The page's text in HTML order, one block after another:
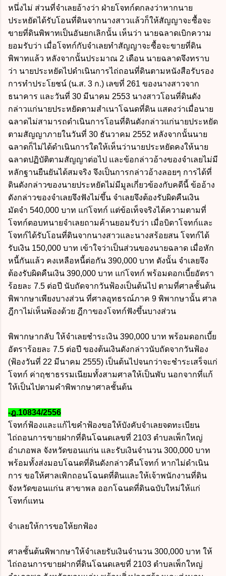
หนึ่งไม่ ส่วนที่จำเลยอ้างว่า ฝ่ายโจทก์ตกลงว่าหากนาย
ประหยัดได้รับโอนที่ดินจากนางสาวแล้วก็ให้สัญญาจะซื้อจะ
ขายที่ดินพิพาทเป็นอันยกเลิกนั้น เห็นว่า นายฉลาดเบิกความ
ยอมรับว่า เมื่อโจทก์กับจำเลยทำสัญญาจะซื้อจะขายที่ดิน
พิพาทแล้ว หลังจากนั้นประมาณ 2 เดือน นายฉลาดจึงทราบ
ว่า นายประหยัดไปดำเนินการไถ่ถอนที่ดินตามหนังสือรับรอง
การทำประโยชน์ (น.ส. 3 ก.) เลขที่ 261 ของนางสาวจาก
ธนาคาร และวันที่ 30 มีนาคม 2553 นางสาวโอนที่ดินดัง
กล่าวแก่นายประหยัดตามสำเนาโฉนดที่ดิน แสดงว่าเมื่อนาย
ฉลาดไม่สามารถดำเนินการโอนที่ดินดังกล่าวแก่นายประหยัด
ตามสัญญาภายในวันที่ 30 ธันวาคม 2552 หลังจากนั้นนาย
ฉลาดก็ไม่ได้ดำเนินการใดให้เห็นว่านายประหยัดคงให้นาย
ฉลาดปฏิบัติตามสัญญาต่อไป และข้อกล่าวอ้างของจำเลยไม่มี
หลักฐานยืนยันได้สมจริง จึงเป็นการกล่าวอ้างลอยๆ การได้ที่
ดินดังกล่าวของนายประหยัดไม่มีมูลเกี่ยวข้องกับคดีนี้ ข้ออ้าง
ดังกล่าวของจำเลยจึงฟังไม่ขึ้น จำเลยจึงต้องรับผิดคืนเงิน
มัดจำ 540,000 บาท แก่โจทก์ แต่ข้อเท็จจริงได้ความตามที่
โจทก์ตอบทนายจำเลยถามค้านยอมรับว่า เมื่อบิดาโจทก์และ
โจทก์ได้รับโอนที่ดินจากนางสาวและนางสร้อยสน โจทก์ได้
รับเงิน 150,000 บาท เข้าใจว่าเป็นส่วนของนายฉลาด เมื่อหัก
หนี้กันแล้ว คงเหลือหนี้ต่อกัน 390,000 บาท ดังนั้น จำเลยจึง
ต้องรับผิดคืนเงิน 390,000 บาท แก่โจทก์ พร้อมดอกเบี้ยอัตรา
ร้อยละ 7.5 ต่อปี นับถัดจากวันฟ้องเป็นต้นไป ตามที่ศาลชั้นต้น
พิพากษาเพียงบางส่วน ที่ศาลอุทธรณ์ภาค 9 พิพากษานั้น ศาล
ฎีกาไม่เห็นพ้องด้วย ฎีกาของโจทก์ฟังขึ้นบางส่วน
พิพากษากลับ ให้จำเลยชำระเงิน 390,000 บาท พร้อมดอกเบี้ย
อัตราร้อยละ 7.5 ต่อปี ของต้นเงินดังกล่าวนับถัดจากวันฟ้อง
(ฟ้องวันที่ 22 มีนาคม 2555) เป็นต้นไปจนกว่าจะชำระเสร็จแก่
โจทก์ ค่าฤชาธรรมเนียมทั้งสามศาลให้เป็นพับ นอกจากที่แก้
ให้เป็นไปตามคำพิพากษาศาลชั้นต้น
-ฎ.10834/2556
โจทก์ฟ้องและแก้ไขคำฟ้องขอให้บังคับจำเลยจดทะเบียน
ไถ่ถอนการขายฝากที่ดินโฉนดเลขที่ 2103 ตำบลเพ็กใหญ่
อำเภอพล จังหวัดขอนแก่น และรับเงินจำนวน 300,000 บาท
พร้อมทั้งส่งมอบโฉนดที่ดินดังกล่าวคืนโจทก์ หากไม่ดำเนิน
การ ขอให้ศาลเพิกถอนโฉนดที่ดินและให้เจ้าพนักงานที่ดิน
จังหวัดขอนแก่น สาขาพล ออกโฉนดที่ดินฉบับใหม่ให้แก่
โจทก์แทน
จำเลยให้การขอให้ยกฟ้อง
ศาลชั้นต้นพิพากษาให้จำเลยรับเงินจำนวน 300,000 บาท ให้
ไถ่ถอนการขายฝากที่ดินโฉนดเลขที่ 2103 ตำบลเพ็กใหญ่